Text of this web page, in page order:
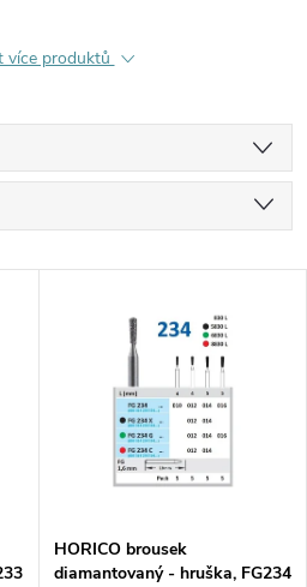
více produktů
HORICO brousek
diamantovaný - hruška, FG234